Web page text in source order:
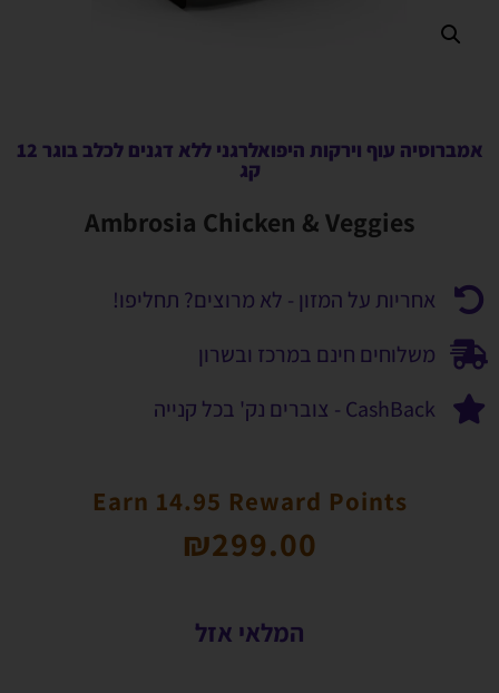
אמברוסיה עוף וירקות היפואלרגני ללא דגנים לכלב בוגר 12
קג
Ambrosia Chicken & Veggies
אחריות על המזון - לא מרוצים? תחליפו!
משלוחים חינם במרכז ובשרון
CashBack - צוברים נק' בכל קנייה
Earn 14.95 Reward Points
₪299.00
המלאי אזל